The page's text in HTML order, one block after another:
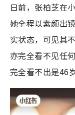
日前，张柏芝在
她全程以素颜出
实状态，可见其
亦完全看不见任
完全看不出是46